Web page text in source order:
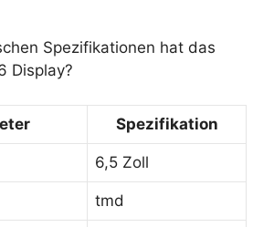
Spezifikationen hat das
Display?
Spezifikation
6,5 Zoll
tmd